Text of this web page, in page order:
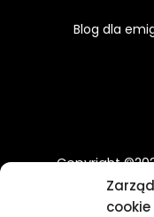
cookie
Blog dla
Copyright